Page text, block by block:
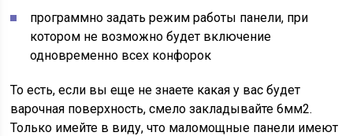
программно задать режим работы панели, при
котором не возможно будет включение
одновременно всех конфорок
То есть, если вы еще не знаете какая у вас будет
варочная поверхность, смело закладывайте 6мм2.
Только имейте в виду, что маломощные панели имеют